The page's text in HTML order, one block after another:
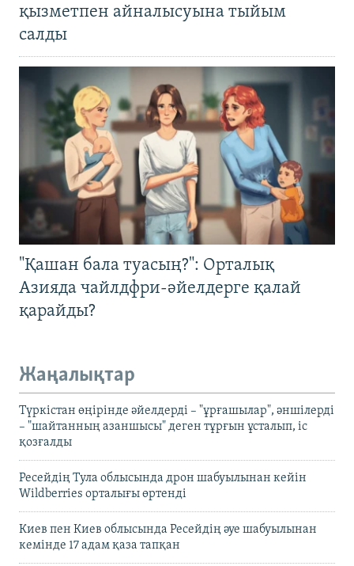
қызметпен айналысуына тыйым
салды
"Қашан бала туасың?": Орталық
Азияда чайлдфри-әйелдерге қалай
қарайды?
Жаңалықтар
Түркістан өңірінде әйелдерді – "ұрғашылар", әншілерді
– "шайтанның азаншысы" деген тұрғын ұсталып, іс
қозғалды
Ресейдің Тула облысында дрон шабуылынан кейін
Wildberries орталығы өртенді
Киев пен Киев облысында Ресейдің әуе шабуылынан
кемінде 17 адам қаза тапқан